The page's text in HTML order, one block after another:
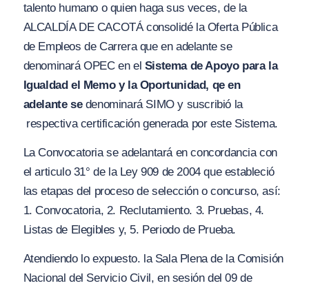
talento humano o quien haga sus veces, de la
ALCALDÍA DE CACOTÁ consolidé la Oferta Pública
de Empleos de Carrera que en adelante se
denominará OPECen el Sistema de Apoyo para la
Igualdad el Memo y la Oportunidad, qe en
adelante se denominará SIMO y suscribió la
respectiva certificación generada por este Sistema.
La Convocatoria se adelantará en concordancia con
el articulo 31° de la Ley 909 de 2004 que estableció
las etapas del proceso de selección o concurso, así:
1. Convocatoria, 2. Reclutamiento. 3. Pruebas, 4.
Listas de Elegibles y, 5. Periodo de Prueba.
Atendiendo lo expuesto. la Sala Plena de la Comisión
Nacional del Servicio Civil, en sesión del 09 de